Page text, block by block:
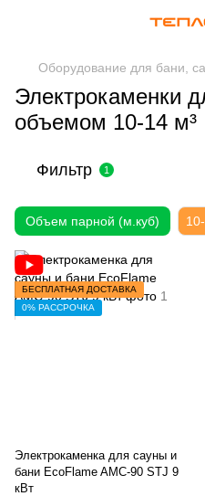
Оборудование для бани,
Электрокаменки
объемом 10-14 м³
Фильтр 1
Объем парной (м.куб)
БЕСПЛАТНАЯ ДОСТАВКА
0% РАССРОЧКА
Электрокаменка для сауны и
бани EcoFlame AMC-90 STJ 9
кВт